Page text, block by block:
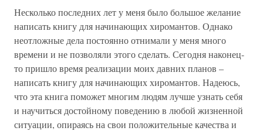
Несколько последних лет у меня было большое желание
написать книгу для начинающих хиромантов. Однако
неотложные дела постоянно отнимали у меня много
времени и не позволяли этого сделать. Сегодня наконец-
то пришло время реализации моих давних планов –
написать книгу для начинающих хиромантов. Надеюсь,
что эта книга поможет многим людям лучше узнать себя
и научиться достойному поведению в любой жизненной
ситуации, опираясь на свои положительные качества и